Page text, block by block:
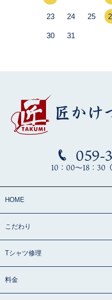
059-
10：00～18：30
HOME
こだわり
Tシャツ修理
料金